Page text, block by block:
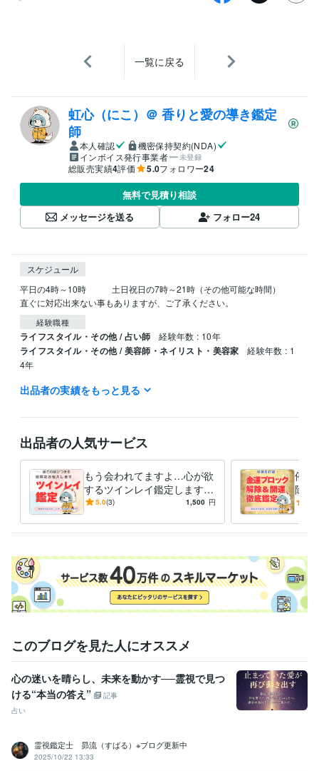
一覧に戻る
虹心（にこ）＠ 香りと愛の導き鑑定
師
本人確認
機密保持契約(NDA)
インボイス発行事業者
未登録
総販売実績4評価 5.0フォロワー24
無料で見積り相談
メッセージを送る
フォロー24
スケジュール
平日の4時～10時　　　土日祝日の7時～21時（その他可能な時間）
直ぐに対応出来ない事もありますが、ご了承ください。
経験職種
ライフスタイル・その他 / 占い師 経験年数 : 10年
ライフスタイル・その他 / 美容師・ネイリスト・美容家
経験年数 : 1
4年
資格・検定
Excel:4年Word:4年ChatGPT:1年
得意分野
占い 【恋愛成就】叶えたい恋の縁結び
恋愛占い 占い 鑑定 恋 愛 恋愛成就 片思い 可能性
紫微斗数
数理術
占い 【復縁成就】諦めたくない気持ちを成就
復縁 占い 恋愛占い 恋愛成就 恋愛 縁結び 可能性 愛
恋
出品者の実績をもっと見る
出品者の人気サービス
もう会われてますよ…心が欲
するツインレイ鑑定します
これからの人生のパートナー
5.0(3) 1,500 円
停滞
除＆
滞ら
を。
このブログを見た人にオススメ
心の迷いを晴らし、未来を動かす──霊視で見つ
ける“本当の答え”
記事
占い
霊視鑑定士 昴流（すばる）※ブログ更新中
2025/10/22 13:33